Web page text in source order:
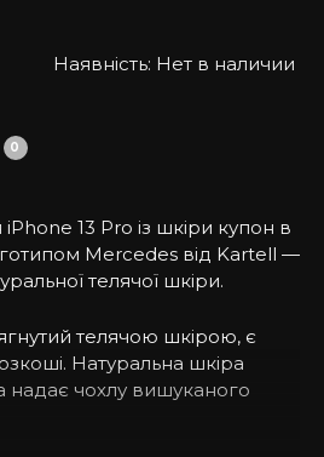
Наявність: Нет в наличии
0
13 Pro із шкіри купон в
Mercedes від Kartell —
телячої шкіри.
телячою шкірою, є
Натуральна шкіра
надає чохлу вишуканого